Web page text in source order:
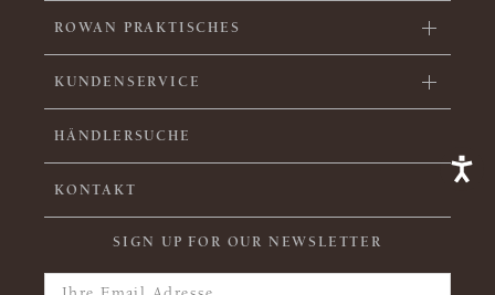
ROWAN PRAKTISCHES
KUNDENSERVICE
HÄNDLERSUCHE
KONTAKT
SIGN UP FOR OUR NEWSLETTER